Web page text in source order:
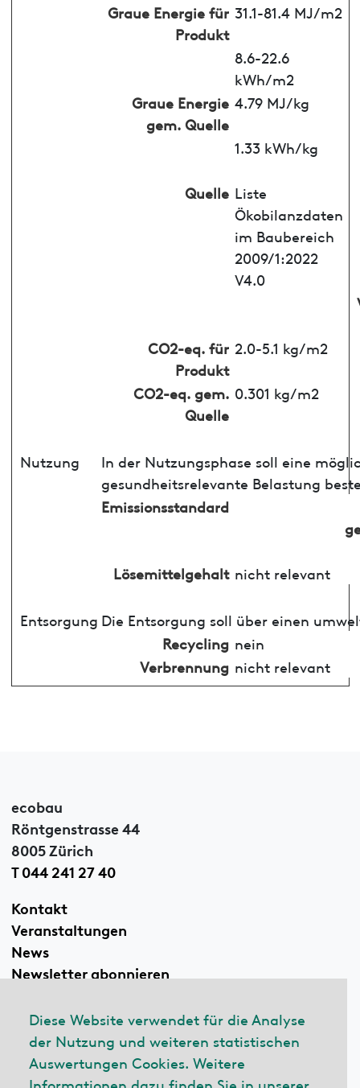
Diese Website verwendet für die Analyse
der Nutzung und weiteren statistischen
Auswertungen Cookies. Weitere
Informationen dazu finden Sie in unserer
Graue Energie für
Produkt
31.1-81.4 MJ/m2
8.6-22.6
kWh/m2
Graue Energie
gem. Quelle
4.79 MJ/kg
1.33 kWh/kg
Quelle Liste
Ökobilanzdaten
im Baubereich
2009/1:2022
V4.0
CO2-eq. für
Produkt
2.0-5.1 kg/m2
CO2-eq. gem.
Quelle
0.301 kg/m2
Nutzung
In der Nutzungsphase soll eine
gesundheitsrelevante Belastung
Emissionsstandard
Lösemittelgehalt nicht relevant
Entsorgung Die Entsorgung soll über einen
Recycling nein
Verbrennung nicht relevant
ecobau
Röntgenstrasse 44
8005 Zürich
T 044 241 27 40
Kontakt
Veranstaltungen
News
Newsletter abonnieren
Linkedin